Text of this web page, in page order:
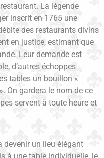
La légende
inscrit en 1765 une
des restaurants divins
en justice, estimant que
Leur demande est
d’autres échoppes
tables un bouillon «
On gardera le nom de ce
servent à toute heure et
devenir un lieu élégant